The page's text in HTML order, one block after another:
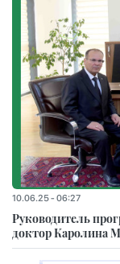
10.06.25 - 06:27
Руководитель
доктор Каролина